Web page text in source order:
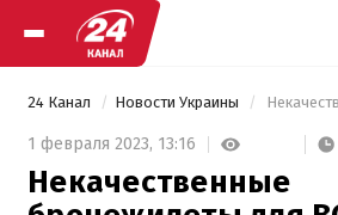
24 Канал Новости Украины
1 февраля 2023, 13:16
Некачественные